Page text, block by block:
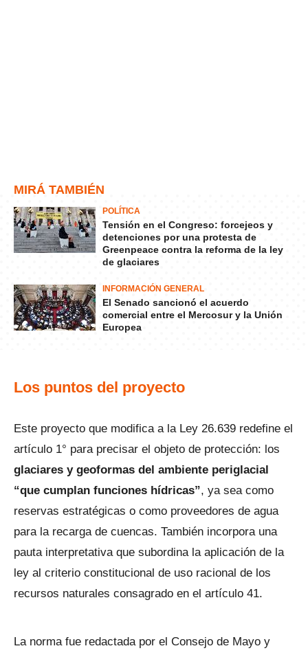
MIRÁ TAMBIÉN
POLÍTICA
Tensión en el Congreso: forcejeos y
detenciones por una protesta de
Greenpeace contra la reforma de la ley
de glaciares
INFORMACIÓN GENERAL
El Senado sancionó el acuerdo
comercial entre el Mercosur y la Unión
Europea
Los puntos del proyecto
Este proyecto que modifica a la Ley 26.639 redefine el
artículo 1° para precisar el objeto de protección: los
glaciares y geoformas del ambiente periglacial
“que cumplan funciones hídricas”, ya sea como
reservas estratégicas o como proveedores de agua
para la recarga de cuencas. También incorpora una
pauta interpretativa que subordina la aplicación de la
ley al criterio constitucional de uso racional de los
recursos naturales consagrado en el artículo 41.
La norma fue redactada por el Consejo de Mayo y